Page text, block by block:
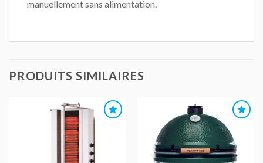
manuellement sans alimentation.
PRODUITS SIMILAIRES
AJOUTER
AU DEVIS
AJOUTER
AU DEVIS